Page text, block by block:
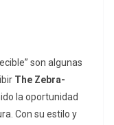
son algunas
The Zebra-
la oportunidad
Con su estilo y